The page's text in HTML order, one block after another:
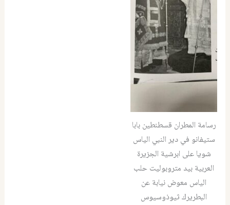
رسامة المطران قسطنطين بابا
ستيفانو في دير النبي الياس
شويا على ابرشية الجزيرة
العربية بيد متروبوليت حلب
الياس معوض نيابة عن
البطريرك ثيوذوسيوس